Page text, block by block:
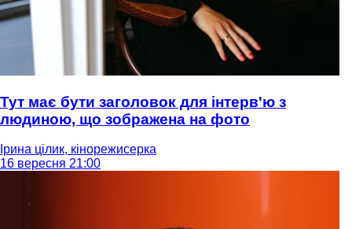
Тут має бути заголовок для інтерв'ю з
людиною, що зображена на фото
Ірина цілик, кінорежисерка
16 вересня 21:00